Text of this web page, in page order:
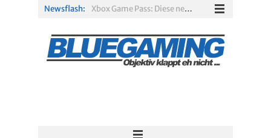
Newsflash:
Xbox Game Pass: Diese neuen Spiele erscheinen im August 2026
Gamescom 2026: Sony fehlt zum siebten Mal in Folge
PS5-Disc vor dem Aus: Warum der Fan-Protest gegen Sony ins Leere läuft
Solarpunk im Test: Entspannter Aufbau über den Wolken